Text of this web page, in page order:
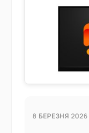
або купівля
8 БЕРЕЗНЯ 2026